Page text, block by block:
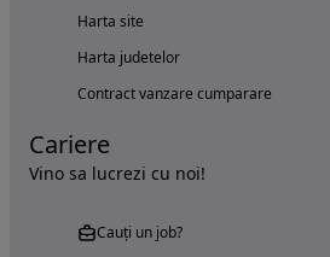
Harta site
Harta judetelor
Contract vanzare cumparare
Cariere
Vino sa lucrezi cu noi!
Cauți un job?